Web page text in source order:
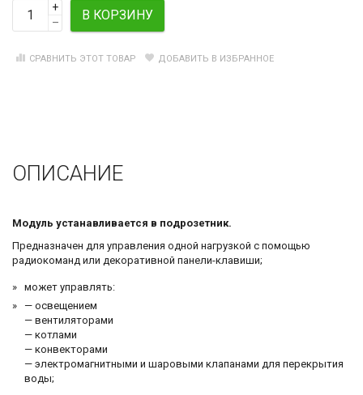
+
–
В КОРЗИНУ
СРАВНИТЬ ЭТОТ ТОВАР ДОБАВИТЬ В ИЗБРАННОЕ
ОПИСАНИЕ
Модуль устанавливается в подрозетник.
Предназначен для управления одной нагрузкой с помощью
радиокоманд или декоративной панели-клавиши;
может управлять:
— освещением
— вентиляторами
— котлами
— конвекторами
— электромагнитными и шаровыми клапанами для перекрытия
воды;